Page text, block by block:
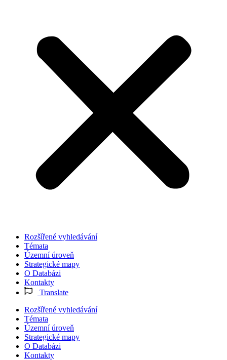
Rozšířené vyhledávání
Témata
Územní úroveň
Strategické mapy
O Databázi
Kontakty
Translate
Rozšířené vyhledávání
Témata
Územní úroveň
Strategické mapy
O Databázi
Kontakty